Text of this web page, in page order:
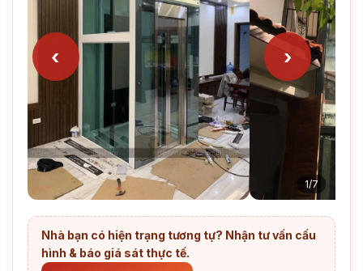
‹ ›
1/7
Nhà bạn có hiện trạng tương tự? Nhận tư vấn cấu
hình & báo giá sát thực tế.